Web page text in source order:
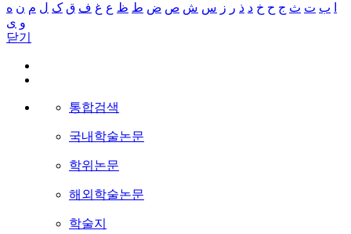
ب ت ث ج ح خ د ذ ر ز س ش ص ض ط ظ ع غ ف ق ک ل م ن ه
و ی
닫기
통합검색
국내학술논문
학위논문
해외학술논문
학술지